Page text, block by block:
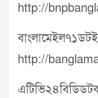
http://
http://